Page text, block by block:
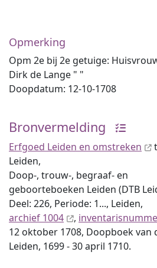
Opmerking
Opm 2e bij 2e getuige:
Dirk de Lange " "
Doopdatum: 12-10-1708
Bronvermelding
Erfgoed Leiden en omstreken
Leiden,
Doop-, trouw-, begraaf- en
geboorteboeken Leiden (DTB
Deel: 226, Periode: 1..., Leiden,
archief 1004
,
12 oktober 1708, Doopboek van
Leiden, 1699 - 30 april 1710.